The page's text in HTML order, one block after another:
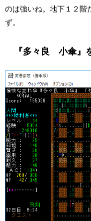
のは強いね。地下１２階
ず。
『多々良 小傘』